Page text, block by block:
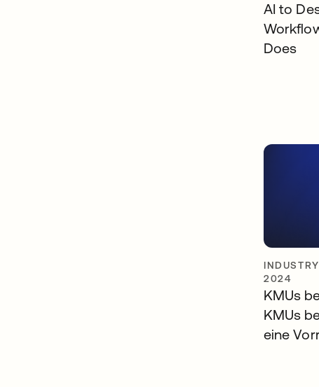
AI to
Does
2024
KMUs
KMUs
eine